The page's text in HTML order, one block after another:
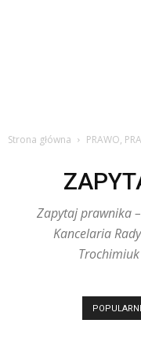
Strona główna PRAWO,
Zapytaj prawnika
Kancelaria